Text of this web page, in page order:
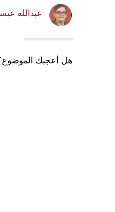
عبدالله
هل أعجبك